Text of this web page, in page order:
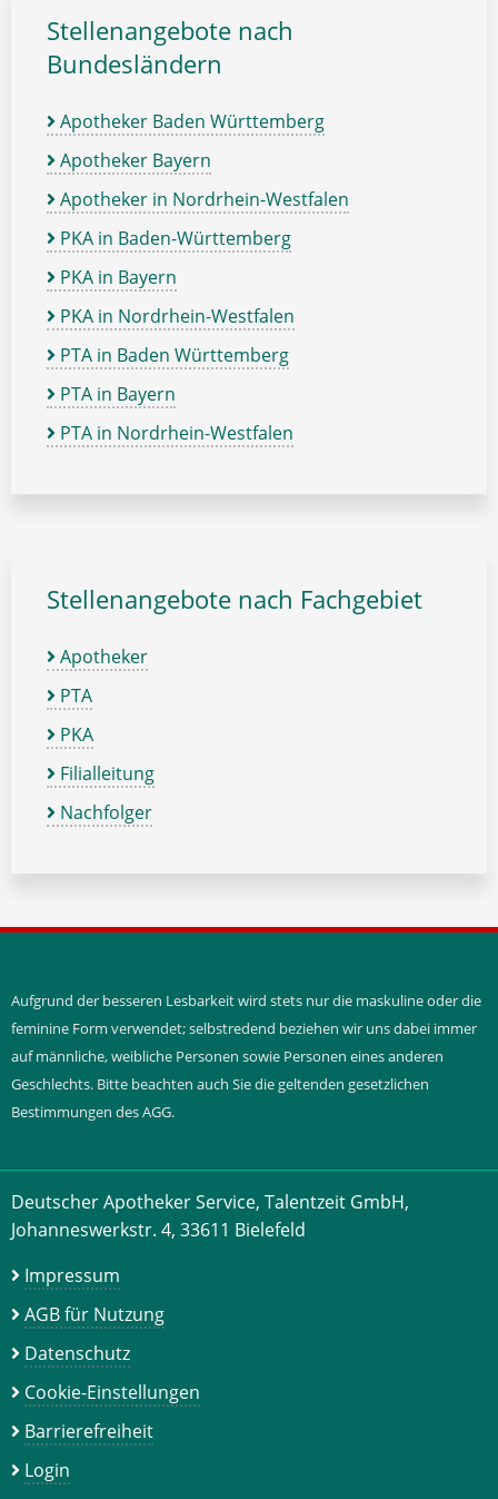
Stellenangebote nach
Bundesländern
Apotheker Baden Württemberg
Apotheker Bayern
Apotheker in Nordrhein-Westfalen
PKA in Baden-Württemberg
PKA in Bayern
PKA in Nordrhein-Westfalen
PTA in Baden Württemberg
PTA in Bayern
PTA in Nordrhein-Westfalen
Stellenangebote nach Fachgebiet
Apotheker
PTA
PKA
Filialleitung
Nachfolger
Aufgrund der besseren Lesbarkeit wird stets nur die maskuline oder die
feminine Form verwendet; selbstredend beziehen wir uns dabei immer
auf männliche, weibliche Personen sowie Personen eines anderen
Geschlechts. Bitte beachten auch Sie die geltenden gesetzlichen
Bestimmungen des AGG.
Deutscher Apotheker Service, Talentzeit GmbH,
Johanneswerkstr. 4, 33611 Bielefeld
Impressum
AGB für Nutzung
Datenschutz
Cookie-Einstellungen
Barrierefreiheit
Login